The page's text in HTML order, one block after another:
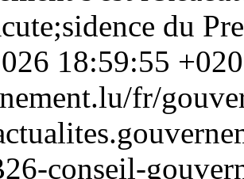
du
18:59:55
fr/
conseil-